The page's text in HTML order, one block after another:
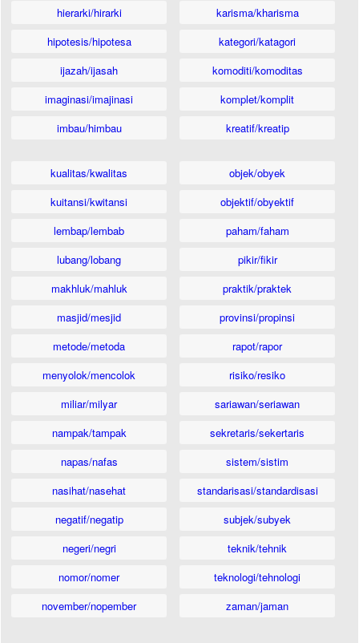
hierarki/hirarki
hipotesis/hipotesa
ijazah/ijasah
imaginasi/imajinasi
imbau/himbau
karisma/kharisma
kategori/katagori
komoditi/komoditas
komplet/komplit
kreatif/kreatip
kualitas/kwalitas
kuitansi/kwitansi
lembap/lembab
lubang/lobang
makhluk/mahluk
masjid/mesjid
metode/metoda
menyolok/mencolok
miliar/milyar
nampak/tampak
napas/nafas
nasihat/nasehat
negatif/negatip
negeri/negri
nomor/nomer
november/nopember
objek/obyek
objektif/obyektif
paham/faham
pikir/fikir
praktik/praktek
provinsi/propinsi
rapot/rapor
risiko/resiko
sariawan/seriawan
sekretaris/sekertaris
sistem/sistim
standarisasi/standardisasi
subjek/subyek
teknik/tehnik
teknologi/tehnologi
zaman/jaman